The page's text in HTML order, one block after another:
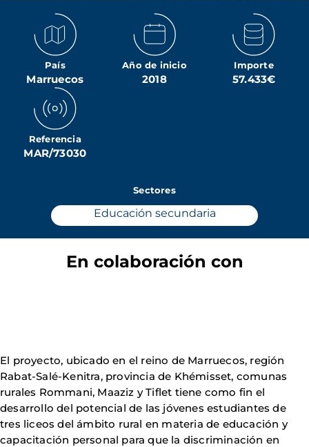
País
Marruecos
Año de inicio
2018
Importe
57.433€
Referencia
MAR/73030
Sectores
Educación secundaria
En colaboración con
El proyecto, ubicado en el reino de Marruecos, región
Rabat-Salé-Kenitra, provincia de Khémisset, comunas
rurales Rommani, Maaziz y Tiflet tiene como fin el
desarrollo del potencial de las jóvenes estudiantes de
tres liceos del ámbito rural en materia de educación y
capacitación personal para que la discriminación en